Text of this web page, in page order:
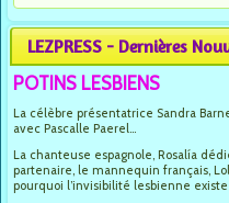
LEZPRESS - Dernières
POTINS LESBIENS
La célèbre présentatrice Sandra
avec Pascalle Paerel...
La chanteuse espagnole, Rosalía
partenaire, le mannequin français,
pourquoi l’invisibilité lesbienne existe